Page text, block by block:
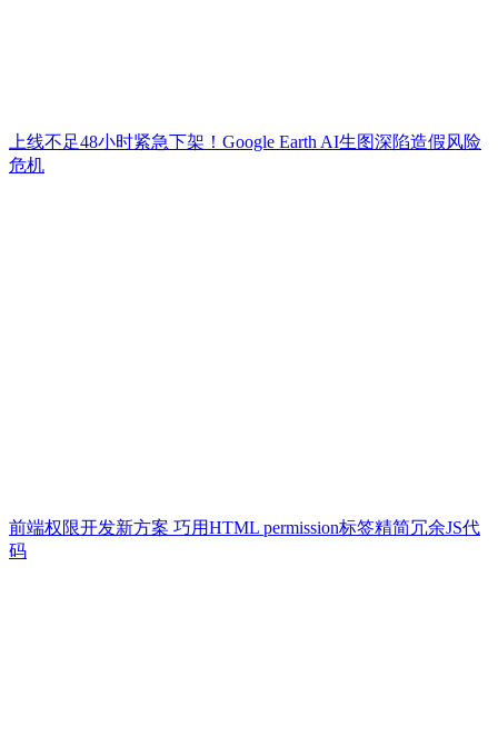
上线不足48小时紧急下架！Google Earth AI生图深陷造假风险
危机
前端权限开发新方案 巧用HTML permission标签精简冗余JS代
码